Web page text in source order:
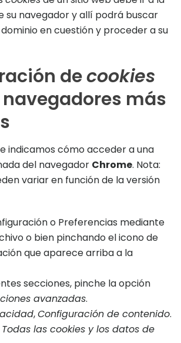
su navegador y allí podrá buscar
en cuestión y proceder a su
decookies
más
indicamos cómo acceder a una
del navegador Chrome. Nota:
variar en función de la versión
o Preferencias mediante
o bien pinchando el icono de
que aparece arriba a la
secciones, pinche la opción
avanzadas.
,Configuración de contenido.
Todas las cookiesy los datos de